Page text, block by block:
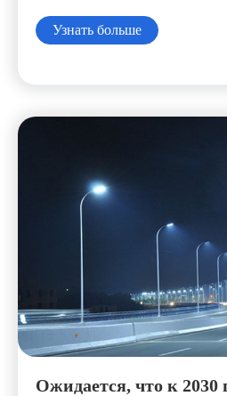
Узнать больше
Ожидается, что к 2030